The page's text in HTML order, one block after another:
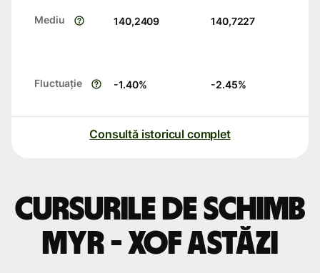
Mediu 140,2409 140,7227
Fluctuație -1.40% -2.45%
Consultă istoricul complet
Cursurile de schimb
MYR - XOF astăzi